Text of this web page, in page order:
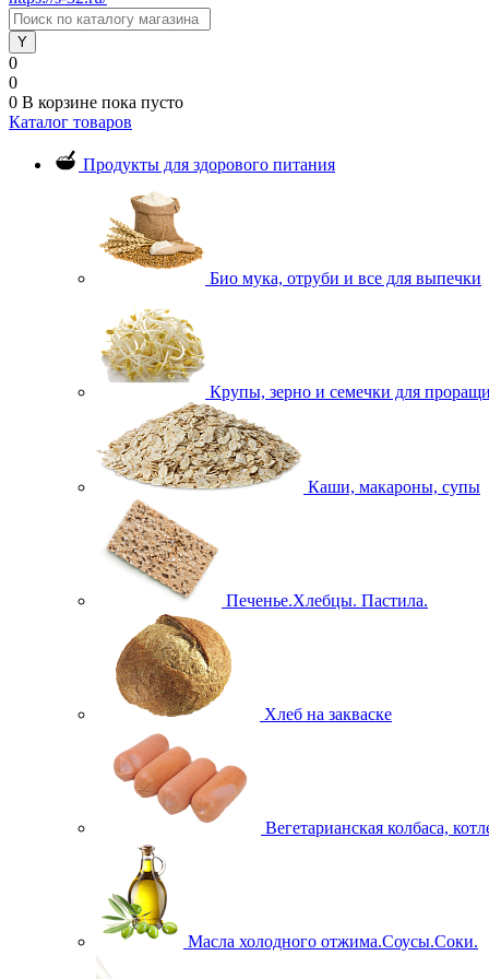
0
0
0 В корзине пока пусто
Каталог товаров
Продукты для здорового питания
Био мука, отруби и все для выпечки
Крупы, зерно и семечки для
Каши, макароны, супы
Печенье.Хлебцы. Пастила.
Хлеб на закваске
Вегетарианская колбаса,
Масла холодного отжима.Соусы.Соки.